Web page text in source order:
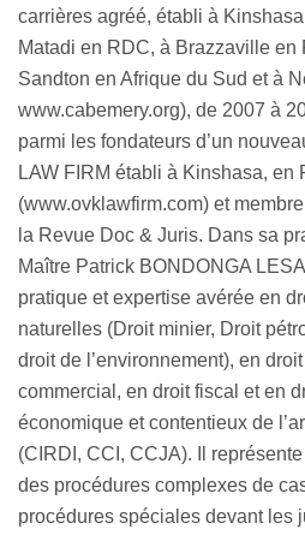
carrières agréé, établi à
Matadi en RDC, à Brazzaville
Sandton en Afrique du Sud et à
www.cabemery.org), de 2007 à
parmi les fondateurs d’un
LAW FIRM établi à Kinshasa, en
(www.ovklawfirm.com) et
la Revue Doc & Juris. Dans sa
Maître Patrick BONDONGA
pratique et expertise avérée en
naturelles (Droit minier, Droit
droit de l’environnement), en
commercial, en droit fiscal et en
économique et contentieux de
(CIRDI, CCI, CCJA). Il
des procédures complexes de
procédures spéciales devant les